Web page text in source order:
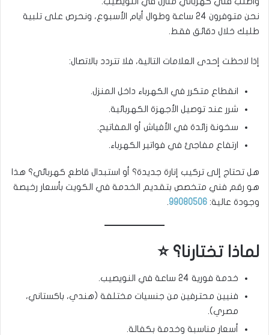
نحن متوفرون 24 ساعة وطوال أيام الأسبوع، ونحرص على تلبية
طلبك خلال دقائق فقط.
إذا لاحظت إحدى العلامات التالية، فلا تتردد بالاتصال:
انقطاع متكرر في الكهرباء داخل المنزل.
شرر عند توصيل الأجهزة الكهربائية.
سخونة زائدة في الأفياش أو المفاتيح.
ارتفاع مفاجئ في فواتير الكهرباء.
هل تحتاج إلى تركيب إنارة جديدة؟ أو استبدال قاطع كهربائي؟ هذا
هو رقم فني متخصص بتقديم الخدمة في الكويت بأسعار رخيصة
وجودة عالية: 99080506
.
لماذا تختارنا؟ ⭐
خدمة فورية 24 ساعة في النويصيب.
فنيين محترفين من جنسيات مختلفة (هندي، باكستاني،
مصري).
أسعار مناسبة وخدمة بكفالة.